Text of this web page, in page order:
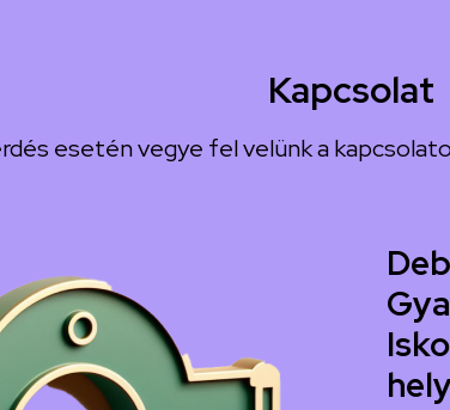
Kapcsolat
esetén vegye fel velünk a